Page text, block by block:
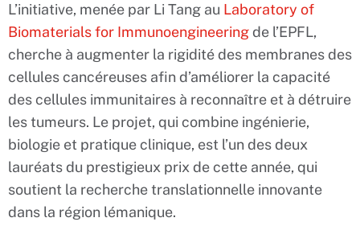
L’initiative, menée par Li Tang au Laboratory of
Biomaterials for Immunoengineeringde l’EPFL,
cherche à augmenter la rigidité des membranes des
cellules cancéreuses afin d’améliorer la capacité
des cellules immunitaires à reconnaître et à détruire
les tumeurs. Le projet, qui combine ingénierie,
biologie et pratique clinique, est l’un des deux
lauréats du prestigieux prix de cette année, qui
soutient la recherche translationnelle innovante
dans la région lémanique.